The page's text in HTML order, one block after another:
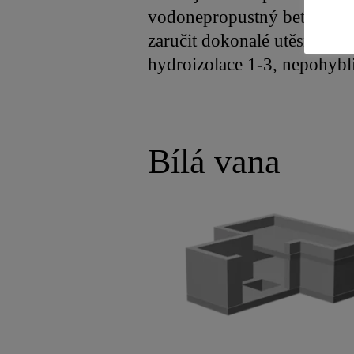
vodonepropustný beton,
zaručit dokonalé utěsnění
hydroizolace 1-3,
Bílá vana